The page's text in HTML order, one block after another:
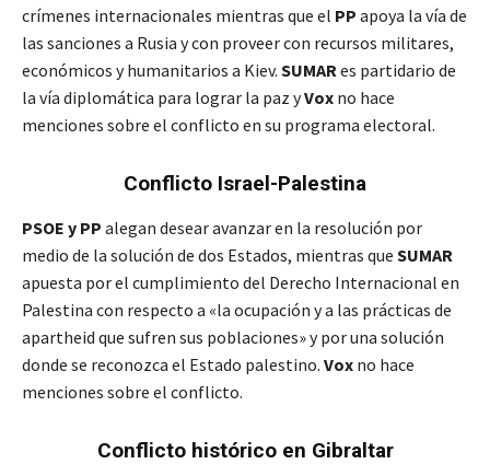
crímenes internacionales mientras que el PP apoya la vía de
las sanciones a Rusia y con proveer con recursos militares,
económicos y humanitarios a Kiev. SUMAR es partidario de
la vía diplomática para lograr la paz yVox no hace
menciones sobre el conflicto en su programa electoral.
Conflicto Israel-Palestina
PSOE y PP alegan desear avanzar en la resolución por
medio de la solución de dos Estados, mientras que SUMAR
apuesta por el cumplimiento del Derecho Internacional en
Palestina con respecto a «la ocupación y a las prácticas de
apartheid que sufren sus poblaciones» y por una solución
donde se reconozca el Estado palestino. Vox no hace
menciones sobre el conflicto.
Conflicto histórico en Gibraltar